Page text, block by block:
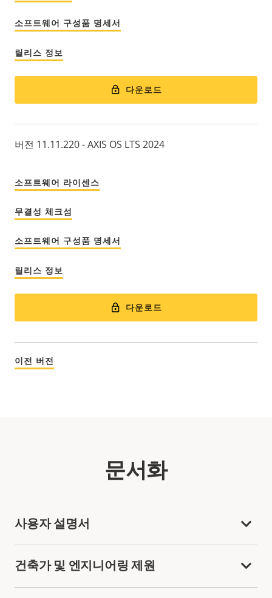
소프트웨어 구성품 명세서
릴리스 정보
다운로드
버전 11.11.220 - AXIS OS LTS 2024
소프트웨어 라이센스
무결성 체크섬
소프트웨어 구성품 명세서
릴리스 정보
다운로드
이전 버전
문서화
사용자 설명서
건축가 및 엔지니어링 제원